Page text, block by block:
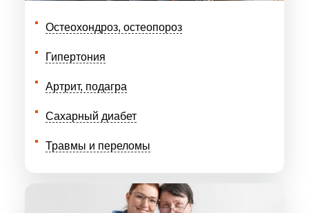
Остеохондроз, остеопороз
Гипертония
Артрит, подагра
Сахарный диабет
Травмы и переломы